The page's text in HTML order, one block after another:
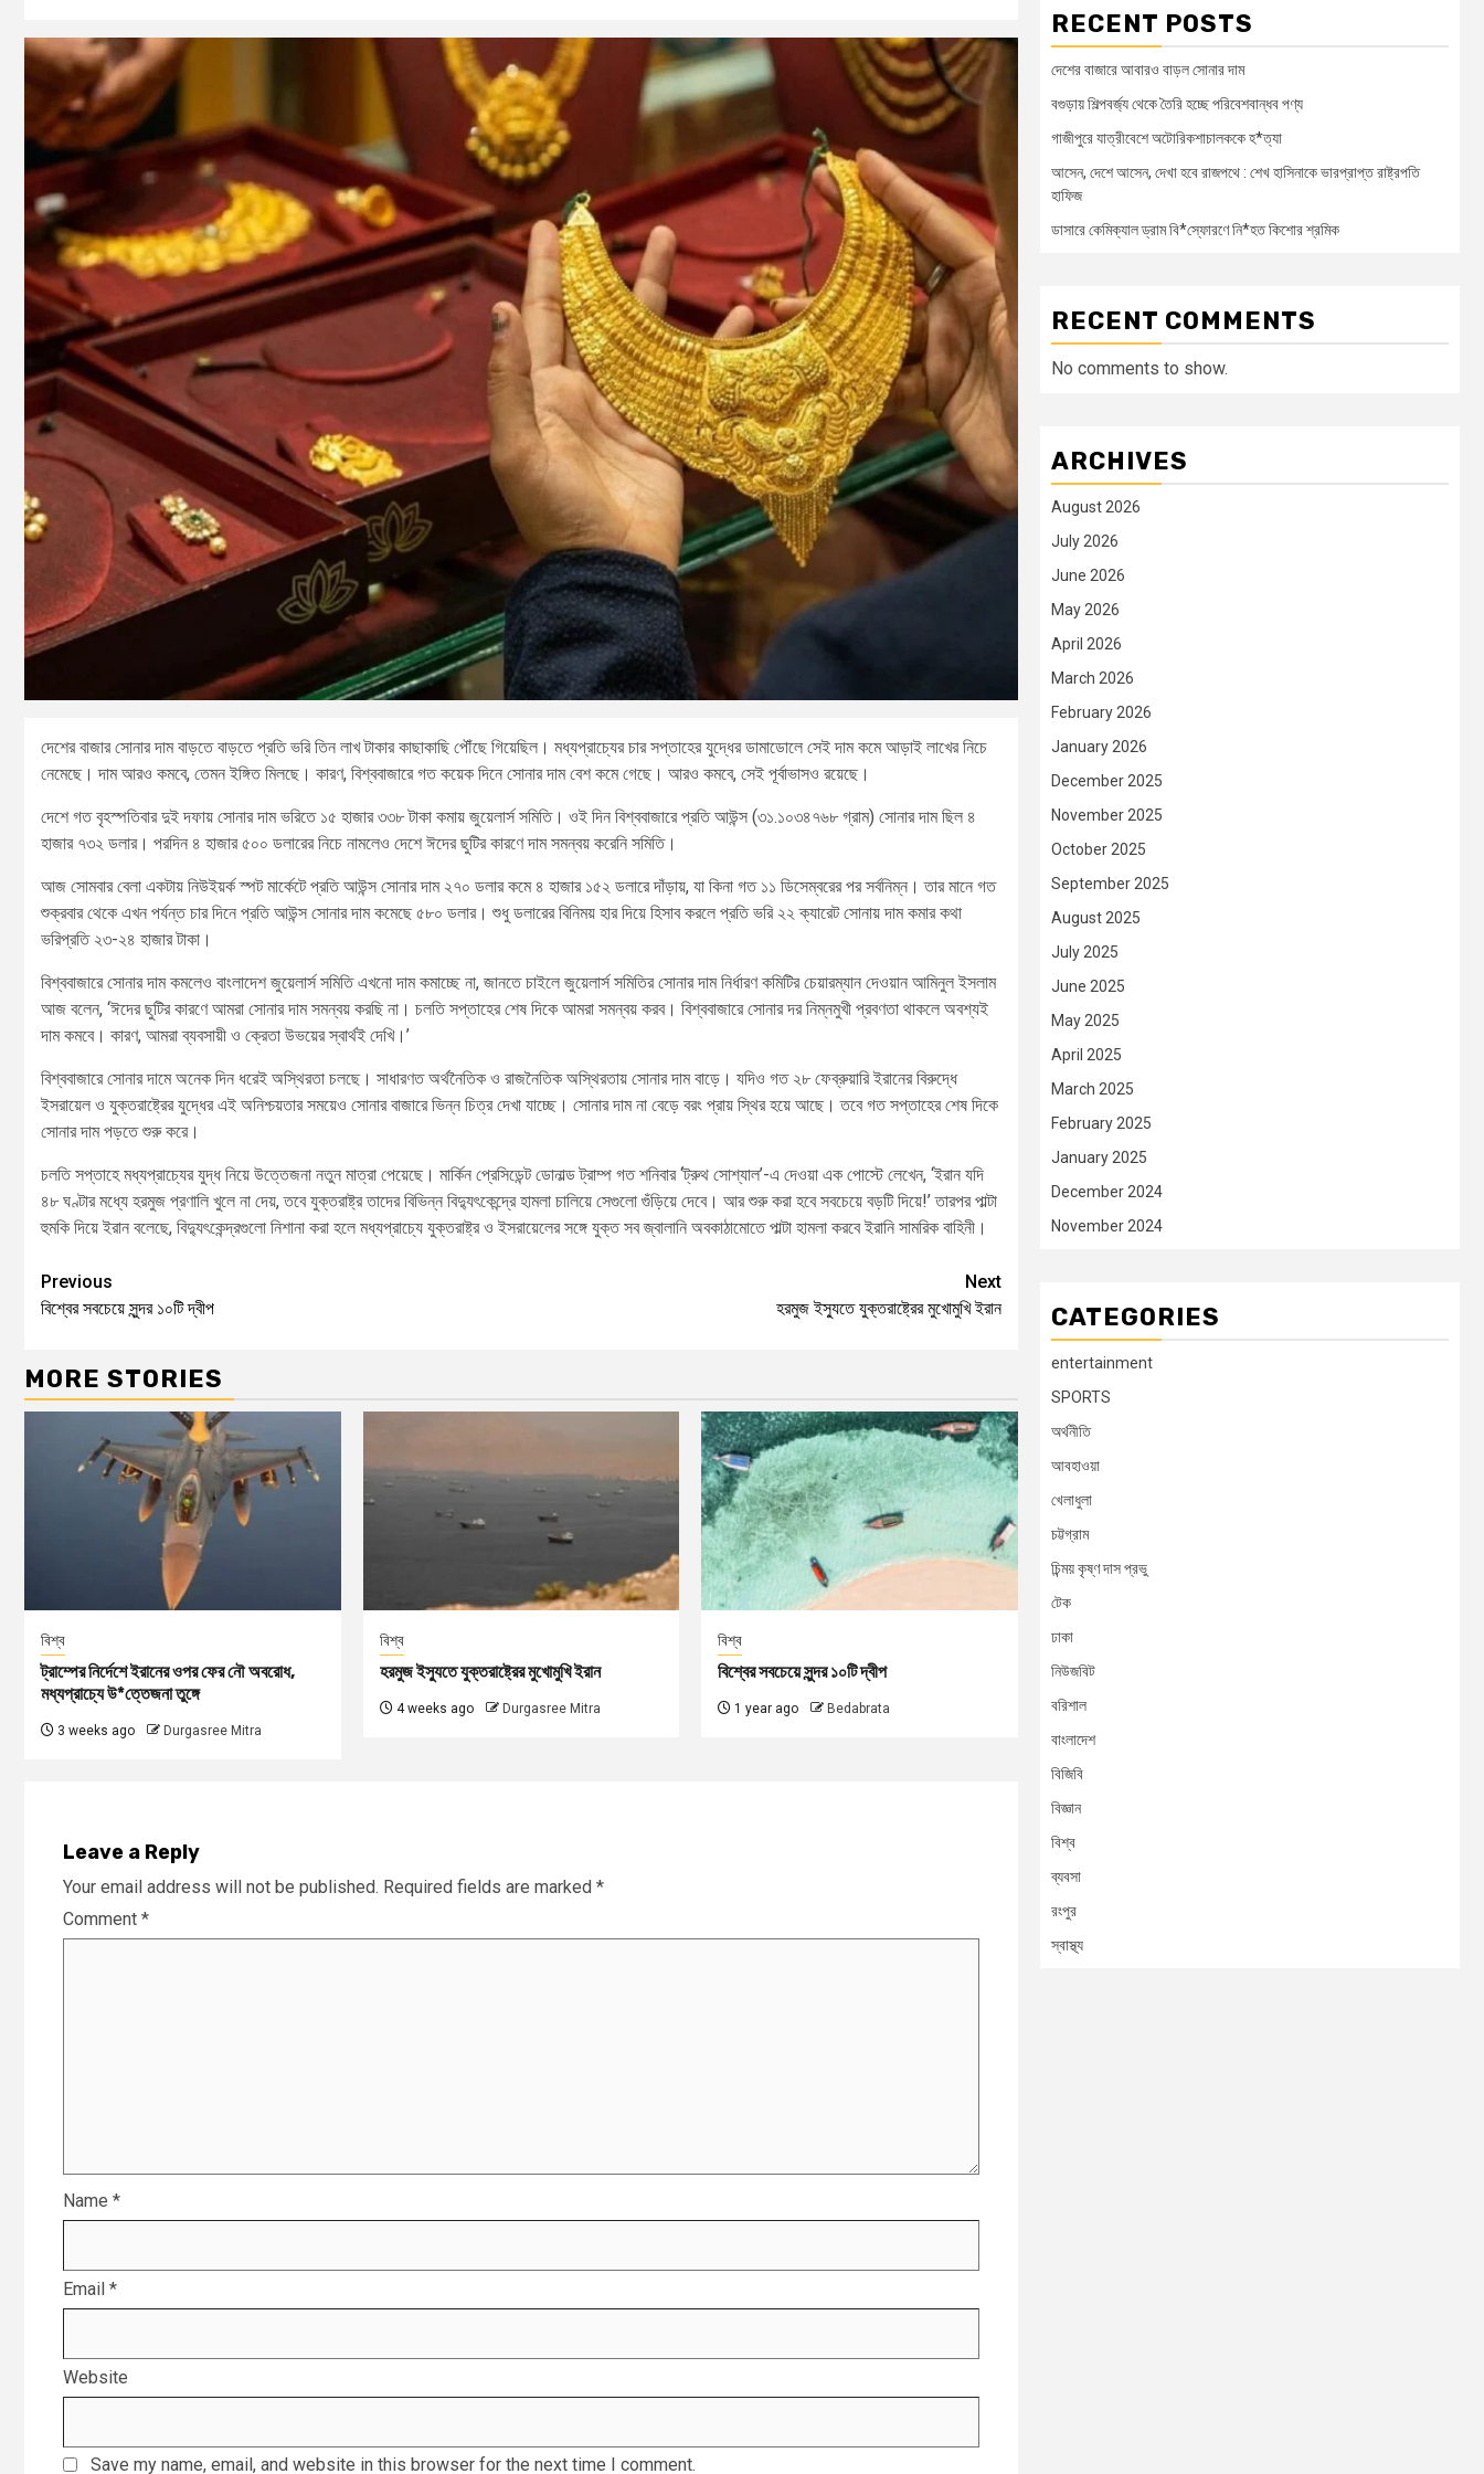
দেশের বাজার সোনার দাম বাড়তে বাড়তে প্রতি ভরি তিন লাখ টাকার কাছাকাছি পৌঁছে গিয়েছিল। মধ্যপ্রাচ্যের চার সপ্তাহের যুদ্ধের ডামাডোলে সেই দাম কমে আড়াই লাখের নিচে
নেমেছে। দাম আরও কমবে, তেমন ইঙ্গিত মিলছে। কারণ, বিশ্ববাজারে গত কয়েক দিনে সোনার দাম বেশ কমে গেছে। আরও কমবে, সেই পূর্বাভাসও রয়েছে।
দেশে গত বৃহস্পতিবার দুই দফায় সোনার দাম ভরিতে ১৫ হাজার ৩৩৮ টাকা কমায় জুয়েলার্স সমিতি। ওই দিন বিশ্ববাজারে প্রতি আউন্স (৩১.১০৩৪৭৬৮ গ্রাম) সোনার দাম ছিল ৪
হাজার ৭৩২ ডলার। পরদিন ৪ হাজার ৫০০ ডলারের নিচে নামলেও দেশে ঈদের ছুটির কারণে দাম সমন্বয় করেনি সমিতি।
আজ সোমবার বেলা একটায় নিউইয়র্ক স্পট মার্কেটে প্রতি আউন্স সোনার দাম ২৭০ ডলার কমে ৪ হাজার ১৫২ ডলারে দাঁড়ায়, যা কিনা গত ১১ ডিসেম্বরের পর সর্বনিম্ন। তার মানে গত
শুক্রবার থেকে এখন পর্যন্ত চার দিনে প্রতি আউন্স সোনার দাম কমেছে ৫৮০ ডলার। শুধু ডলারের বিনিময় হার দিয়ে হিসাব করলে প্রতি ভরি ২২ ক্যারেট সোনায় দাম কমার কথা
ভরিপ্রতি ২৩-২৪ হাজার টাকা।
বিশ্ববাজারে সোনার দাম কমলেও বাংলাদেশ জুয়েলার্স সমিতি এখনো দাম কমাচ্ছে না, জানতে চাইলে জুয়েলার্স সমিতির সোনার দাম নির্ধারণ কমিটির চেয়ারম্যান দেওয়ান আমিনুল ইসলাম
আজ বলেন, ‘ঈদের ছুটির কারণে আমরা সোনার দাম সমন্বয় করছি না। চলতি সপ্তাহের শেষ দিকে আমরা সমন্বয় করব। বিশ্ববাজারে সোনার দর নিম্নমুখী প্রবণতা থাকলে অবশ্যই
দাম কমবে। কারণ, আমরা ব্যবসায়ী ও ক্রেতা উভয়ের স্বার্থই দেখি।’
বিশ্ববাজারে সোনার দামে অনেক দিন ধরেই অস্থিরতা চলছে। সাধারণত অর্থনৈতিক ও রাজনৈতিক অস্থিরতায় সোনার দাম বাড়ে। যদিও গত ২৮ ফেব্রুয়ারি ইরানের বিরুদ্ধে
ইসরায়েল ও যুক্তরাষ্ট্রের যুদ্ধের এই অনিশ্চয়তার সময়েও সোনার বাজারে ভিন্ন চিত্র দেখা যাচ্ছে। সোনার দাম না বেড়ে বরং প্রায় স্থির হয়ে আছে। তবে গত সপ্তাহের শেষ দিকে
সোনার দাম পড়তে শুরু করে।
চলতি সপ্তাহে মধ্যপ্রাচ্যের যুদ্ধ নিয়ে উত্তেজনা নতুন মাত্রা পেয়েছে। মার্কিন প্রেসিডেন্ট ডোনাল্ড ট্রাম্প গত শনিবার ‘ট্রুথ সোশ্যাল’-এ দেওয়া এক পোস্টে লেখেন, ‘ইরান যদি
৪৮ ঘণ্টার মধ্যে হরমুজ প্রণালি খুলে না দেয়, তবে যুক্তরাষ্ট্র তাদের বিভিন্ন বিদ্যুৎকেন্দ্রে হামলা চালিয়ে সেগুলো গুঁড়িয়ে দেবে। আর শুরু করা হবে সবচেয়ে বড়টি দিয়ে!’ তারপর পাল্টা
হুমকি দিয়ে ইরান বলেছে, বিদ্যুৎকেন্দ্রগুলো নিশানা করা হলে মধ্যপ্রাচ্যে যুক্তরাষ্ট্র ও ইসরায়েলের সঙ্গে যুক্ত সব জ্বালানি অবকাঠামোতে পাল্টা হামলা করবে ইরানি সামরিক বাহিনী।
Previous
বিশ্বের সবচেয়ে সুন্দর ১০টি দ্বীপ
Next
হরমুজ ইস্যুতে যুক্তরাষ্ট্রের মুখোমুখি ইরান
MORE STORIES
বিশ্ব
ট্রাম্পের নির্দেশে ইরানের ওপর ফের নৌ অবরোধ,
মধ্যপ্রাচ্যে উ*ত্তেজনা তুঙ্গে
3 weeks ago Durgasree Mitra
বিশ্ব
হরমুজ ইস্যুতে যুক্তরাষ্ট্রের মুখোমুখি ইরান
4 weeks ago Durgasree Mitra
বিশ্ব
বিশ্বের সবচেয়ে সুন্দর ১০টি দ্বীপ
1 year ago Bedabrata
Leave a Reply
Your email address will not be published. Required fields are marked *
Comment *
Name *
Email *
Website
Save my name, email, and website in this browser for the next time I comment.
RECENT POSTS
দেশের বাজারে আবারও বাড়ল সোনার দাম
বগুড়ায় শিল্পবর্জ্য থেকে তৈরি হচ্ছে পরিবেশবান্ধব পণ্য
গাজীপুরে যাত্রীবেশে অটোরিকশাচালককে হ*ত্যা
আসেন, দেশে আসেন, দেখা হবে রাজপথে : শেখ হাসিনাকে ভারপ্রাপ্ত রাষ্ট্রপতি
হাফিজ
ডাসারে কেমিক্যাল ড্রাম বি*স্ফোরণে নি*হত কিশোর শ্রমিক
RECENT COMMENTS
No comments to show.
ARCHIVES
August 2026
July 2026
June 2026
May 2026
April 2026
March 2026
February 2026
January 2026
December 2025
November 2025
October 2025
September 2025
August 2025
July 2025
June 2025
May 2025
April 2025
March 2025
February 2025
January 2025
December 2024
November 2024
CATEGORIES
entertainment
SPORTS
অর্থনীতি
আবহাওয়া
খেলাধুলা
চট্টগ্রাম
চিন্ময় কৃষ্ণ দাস প্রভু
টেক
ঢাকা
নিউজবিট
বরিশাল
বাংলাদেশ
বিজিবি
বিজ্ঞান
বিশ্ব
ব্যবসা
রংপুর
স্বাস্থ্য